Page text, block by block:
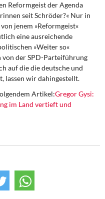
Reformgeist der Agenda
seit Schröder?« Nur in
jenem »Reformgeist«
eine ausreichende
»Weiter so«
von der SPD-Parteiführung
auf die die deutsche und
lassen wir dahingestellt.
Artikel:Gregor Gysi:
im Land vertieft und